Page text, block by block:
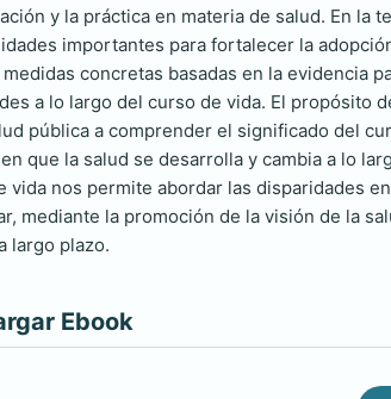
y la práctica en materia de salud. En la
importantes para fortalecer la
concretas basadas en la evidencia
a lo largo del curso de vida. El propósito
pública a comprender el significado del
que la salud se desarrolla y cambia a lo
vida nos permite abordar las disparidades
mediante la promoción de la visión de la
largo plazo.
Ebook